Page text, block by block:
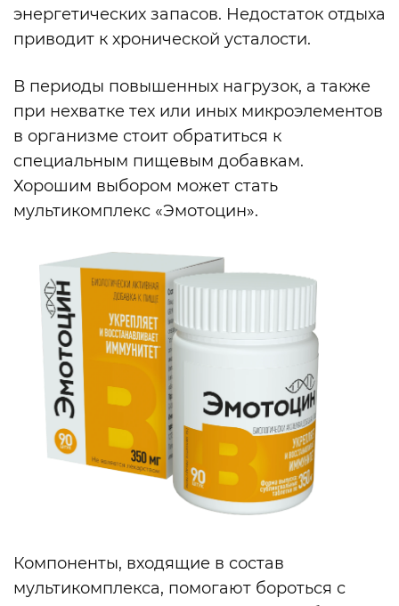
энергетических запасов. Недостаток отдыха
приводит к хронической усталости.
В периоды повышенных нагрузок, а также
при нехватке тех или иных микроэлементов
в организме стоит обратиться к
специальным пищевым добавкам.
Хорошим выбором может стать
мультикомплекс «Эмотоцин».
Компоненты, входящие в состав
мультикомплекса, помогают бороться с